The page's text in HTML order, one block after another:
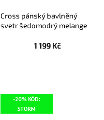
Cross pánský bavlněný
svetr šedomodrý melange
1 199 Kč
-20% KÓD:
STORM